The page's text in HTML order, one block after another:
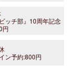
ッチ部』10周年記念
円
ン予約:800円